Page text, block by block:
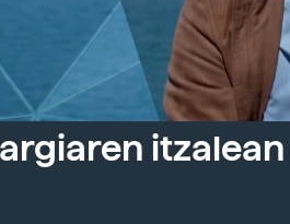
itzalean